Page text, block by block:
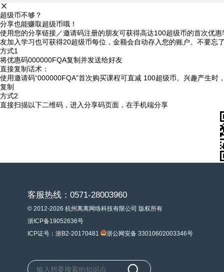
超级币不够？
分享也能赚取超级币哦！
使用您的分享链接／邀请码注册的朋友可获得高达100超级币的首次优
友加入学习也可获得20超级币每位，金额会自动存入您的账户。不要忘
方式1
将优惠码000000FQA复制并发送给好友
直接复制话术：
使用邀请码“000000FQA”首次购买课程可直减 100超级币。兴趣产生时
复制
方式2
直接扫描以下二维码，进入分享码页面，在手机端分享
客服热线：0571-28003960
© 2012-2026 杭州离离网络科技有限公司 版权所有
浙ICP备19052636号
ICP证号：浙B2-20170481
浙公网安备 33010602003346号